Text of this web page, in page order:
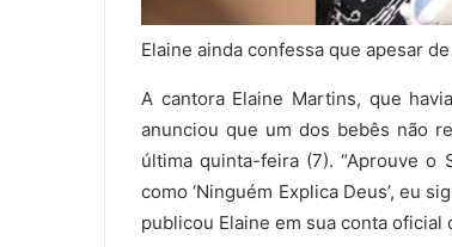
Elaine ainda confessa que apesar
A cantora Elaine Martins, que
anunciou que um dos bebês não
última quinta-feira (7). “Aprouve o
como ‘Ninguém Explica Deus’, eu
publicou Elaine em sua conta oficial